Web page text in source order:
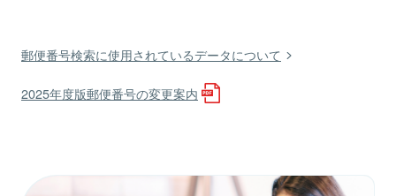
郵便番号検索に使用されているデータについて
2025年度版郵便番号の変更案内